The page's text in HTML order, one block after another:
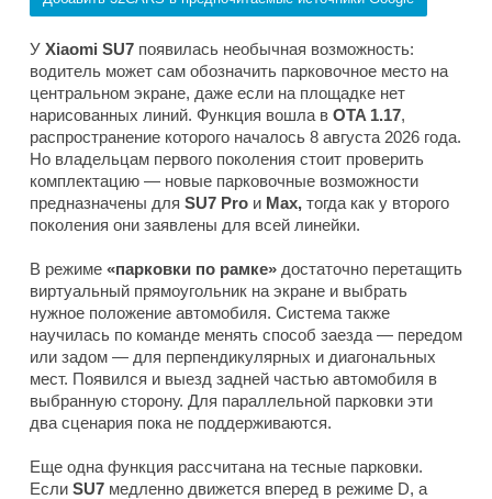
У Xiaomi SU7 появилась необычная возможность:
водитель может сам обозначить парковочное место на
центральном экране, даже если на площадке нет
нарисованных линий. Функция вошла в OTA 1.17,
распространение которого началось 8 августа 2026 года.
Но владельцам первого поколения стоит проверить
комплектацию — новые парковочные возможности
предназначены для SU7 Pro и Max, тогда как у второго
поколения они заявлены для всей линейки.
В режиме «парковки по рамке» достаточно перетащить
виртуальный прямоугольник на экране и выбрать
нужное положение автомобиля. Система также
научилась по команде менять способ заезда — передом
или задом — для перпендикулярных и диагональных
мест. Появился и выезд задней частью автомобиля в
выбранную сторону. Для параллельной парковки эти
два сценария пока не поддерживаются.
Еще одна функция рассчитана на тесные парковки.
Если SU7 медленно движется вперед в режиме D, а